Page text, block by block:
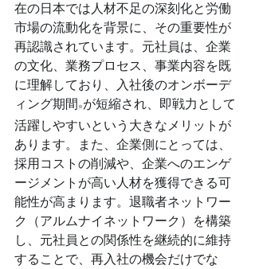
在の日本では人材不足の深刻化と労働
市場の流動化を背景に、その重要性が
再認識されています。元社員は、企業
の文化、業務プロセス、事業内容を既
に理解しており、入社後のオンボーデ
ィング期間 ※が短縮され、即戦力として
活躍しやすいという大きなメリットが
あります。また、企業側にとっては、
採用コストの削減や、企業へのエンゲ
ージメントが高い人材を獲得できる可
能性が高まります。退職者ネットワー
ク（アルムナイネットワーク）を構築
し、元社員との関係性を継続的に維持
することで、再入社の機会だけでな